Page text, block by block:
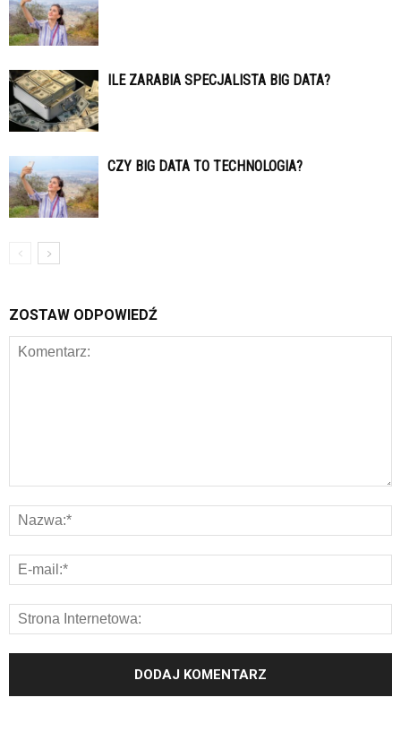
ILE ZARABIA SPECJALISTA BIG DATA?
CZY BIG DATA TO TECHNOLOGIA?
ZOSTAW ODPOWIEDŹ